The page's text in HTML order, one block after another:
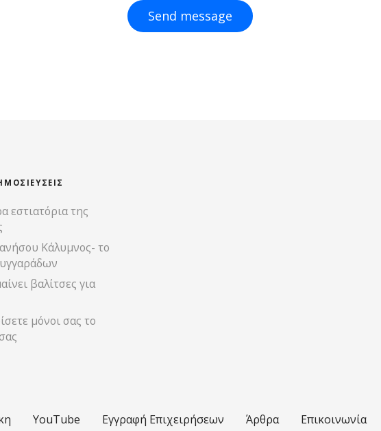
Send message
εστιατόρια της
Κάλυμνος- το
βαλίτσες για
μόνοι σας το
YouTube Εγγραφή Επιχειρήσεων Άρθρα Επικοινωνία